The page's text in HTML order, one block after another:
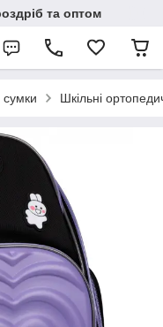
та оптом
сумки Шкільні